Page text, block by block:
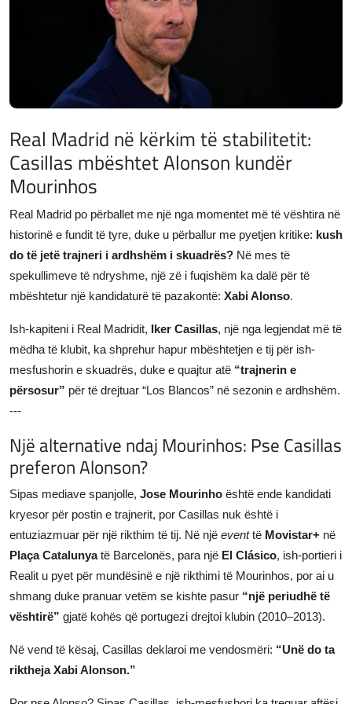
Shqip
Real Madrid në kërkim të stabilitetit:
Casillas mbështet Alonson kundër
Mourinhos
Real Madrid po përballet me një nga momentet më të vështira në
historinë e fundit të tyre, duke u përballur me pyetjen kritike: kush
do të jetë trajneri i ardhshëm i skuadrës? Në mes të
spekullimeve të ndryshme, një zë i fuqishëm ka dalë për të
mbështetur një kandidaturë të pazakontë: Xabi Alonso.
Ish-kapiteni i Real Madridit, Iker Casillas, një nga legjendat më të
mëdha të klubit, ka shprehur hapur mbështetjen e tij për ish-
mesfushorin e skuadrës, duke e quajtur atë “trajnerin e
përsosur” për të drejtuar “Los Blancos” në sezonin e ardhshëm.
---
Një alternative ndaj Mourinhos: Pse Casillas
preferon Alonson?
Sipas mediave spanjolle, Jose Mourinho është ende kandidati
kryesor për postin e trajnerit, por Casillas nuk është i
entuziazmuar për një rikthim të tij. Në një eventtë Movistar+ në
Plaça Catalunyatë Barcelonës, para një El Clásico, ish-portieri i
Realit u pyet për mundësinë e një rikthimi të Mourinhos, por ai u
shmang duke pranuar vetëm se kishte pasur “një periudhë të
vështirë” gjatë kohës që portugezi drejtoi klubin (2010–2013).
Në vend të kësaj, Casillas deklaroi me vendosmëri: “Unë do ta
riktheja Xabi Alonson.”